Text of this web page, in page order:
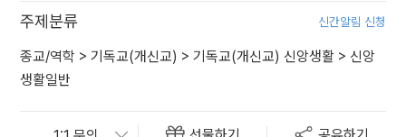
주제분류 신간알림 신청
종교/역학 > 기독교(개신교) > 기독교(개신교) 신앙생활 > 신앙
생활일반